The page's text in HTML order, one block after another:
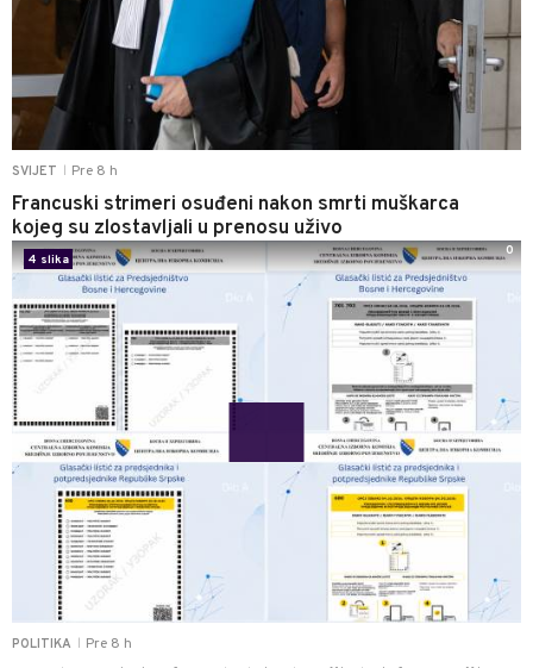
SVIJET Pre 8 h
Francuski strimeri osuđeni nakon smrti muškarca
kojeg su zlostavljali u prenosu uživo
POLITIKA Pre 8 h
4 slika
0